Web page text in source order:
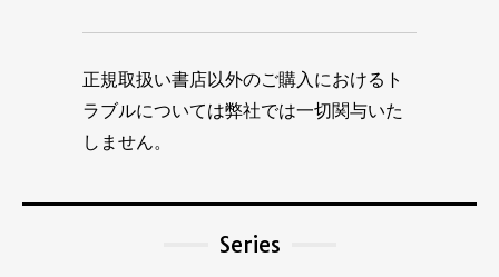
正規取扱い書店以外のご購入におけるト
ラブルについては弊社では一切関与いた
しません。
Series